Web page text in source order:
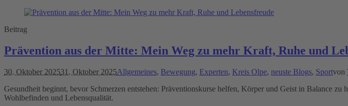
Beitrag
Prävention aus der Mitte: Mein Weg zu mehr Kraft, Ruhe und
30. Oktober 202531. Oktober 2025Allgemeines, Bewegung, Experten, Kreis Olpe, neuste Blogs, Sportvon
Gesundheit beginnt, bevor Schmerzen entstehen: Präventionskurse helfen, Körper und Geist in Balance
Wohlbefinden und Lebensqualität.